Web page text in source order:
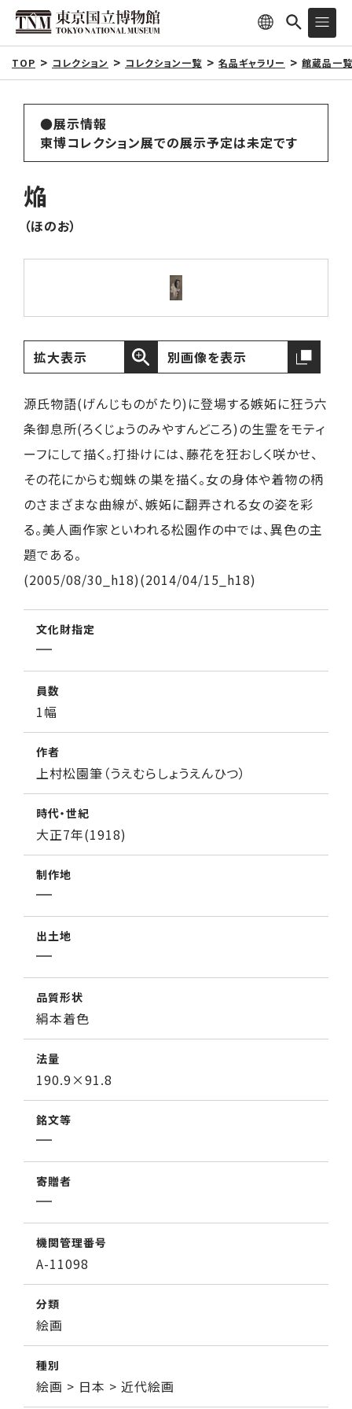
TOP コレクション コレクション一覧 名品ギャラリー 館蔵品一覧
●展示情報
東博コレクション展での展示予定は未定です
焔
（ほのお）
拡大表示 別画像を表示
源氏物語(げんじものがたり)に登場する嫉妬に狂う六
条御息所(ろくじょうのみやすんどころ)の生霊をモティ
ーフにして描く。打掛けには、藤花を狂おしく咲かせ、
その花にからむ蜘蛛の巣を描く。女の身体や着物の柄
のさまざまな曲線が、嫉妬に翻弄される女の姿を彩
る。美人画作家といわれる松園作の中では、異色の主
題である。
(2005/08/30_h18)(2014/04/15_h18)
文化財指定
員数
1幅
作者
上村松園筆（うえむらしょうえんひつ）
時代・世紀
大正7年(1918)
制作地
出土地
品質形状
絹本着色
法量
190.9×91.8
銘文等
寄贈者
機関管理番号
A-11098
分類
絵画
種別
絵画 > 日本 > 近代絵画